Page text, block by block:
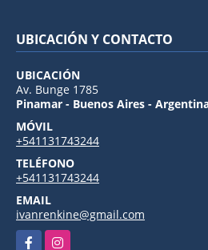
UBICACIÓN Y CONTACTO
UBICACIÓN
Av. Bunge 1785
Pinamar - Buenos Aires -
MÓVIL
+541131743244
TELÉFONO
+541131743244
EMAIL
ivanrenkine@gmail.com
FacebookInstagram